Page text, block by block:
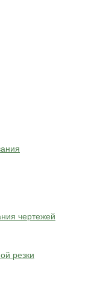
чертежей
резки